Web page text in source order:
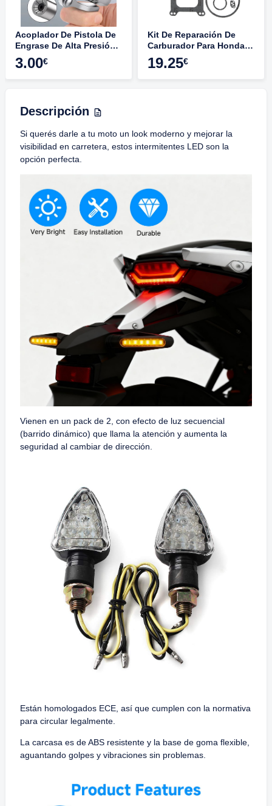
Acoplador De Pistola De
Engrase De Alta Presión
– 10000 PSI, 1/8″ NPT,
Con Doble Mango Y
3.00€
Kit De Reparación De
Carburador Para Honda
CBR1000F (1989-1992) –
Válvula De Aguja,
19.25€
Descripción
Si querés darle a tu moto un look moderno y mejorar la
visibilidad en carretera, estos intermitentes LED son la
opción perfecta.
Vienen en un pack de 2, con efecto de luz secuencial
(barrido dinámico) que llama la atención y aumenta la
seguridad al cambiar de dirección.
Están homologados ECE, así que cumplen con la normativa
para circular legalmente.
La carcasa es de ABS resistente y la base de goma flexible,
aguantando golpes y vibraciones sin problemas.